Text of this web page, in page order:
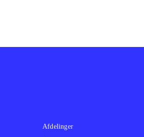
Afdelinger